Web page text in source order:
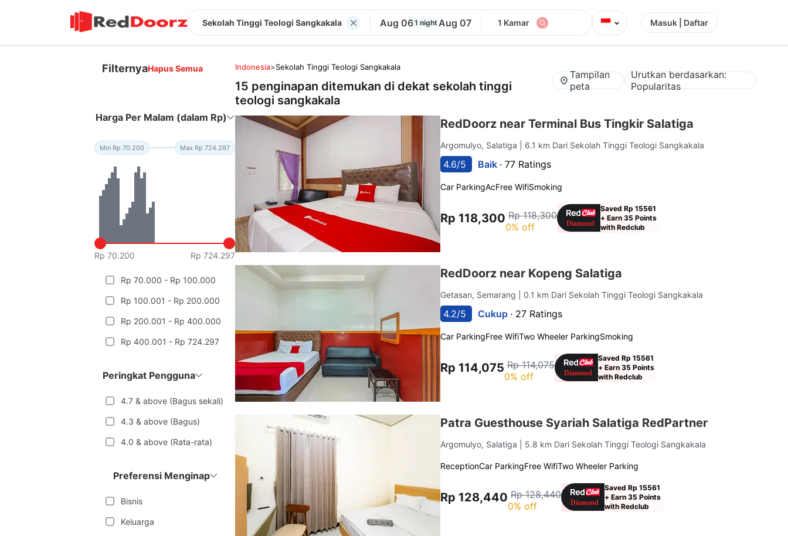
Sekolah Tinggi Teologi Sangkakala Aug 061 night Aug 07 1 Kamar ⌄ Masuk | Daftar
FilternyaHapus Semua
Harga Per Malam (dalam Rp)
Min Rp 70.200 Max Rp 724.297
Rp 70.200 Rp 724.297
Rp 70.000 - Rp 100.000
Rp 100.001 - Rp 200.000
Rp 200.001 - Rp 400.000
Rp 400.001 - Rp 724.297
Peringkat Pengguna
4.7 & above (Bagus sekali)
4.3 & above (Bagus)
4.0 & above (Rata-rata)
Preferensi Menginap
Bisnis
Keluarga
Indonesia>Sekolah Tinggi Teologi Sangkakala
15 penginapan ditemukan di dekat sekolah tinggi
teologi sangkakala
Tampilan
peta
Urutkan berdasarkan:
Popularitas
RedDoorz near Terminal Bus Tingkir Salatiga
Argomulyo, Salatiga | 6.1 km Dari Sekolah Tinggi Teologi Sangkakala
4.6/5 Baik ·77 Ratings
Car ParkingAcFree WifiSmoking
Rp 118,300 Rp 118,300
0% off
Saved Rp 15561
+ Earn 35 Points
with Redclub
RedDoorz near Kopeng Salatiga
Getasan, Semarang | 0.1 km Dari Sekolah Tinggi Teologi Sangkakala
4.2/5 Cukup · 27 Ratings
Car ParkingFree WifiTwo Wheeler ParkingSmoking
Rp 114,075 Rp 114,075
0% off
Saved Rp 15561
+ Earn 35 Points
with Redclub
Patra Guesthouse Syariah Salatiga RedPartner
Argomulyo, Salatiga | 5.8 km Dari Sekolah Tinggi Teologi Sangkakala
ReceptionCar ParkingFree WifiTwo Wheeler Parking
Rp 128,440 Rp 128,440
0% off
Saved Rp 15561
+ Earn 35 Points
with Redclub